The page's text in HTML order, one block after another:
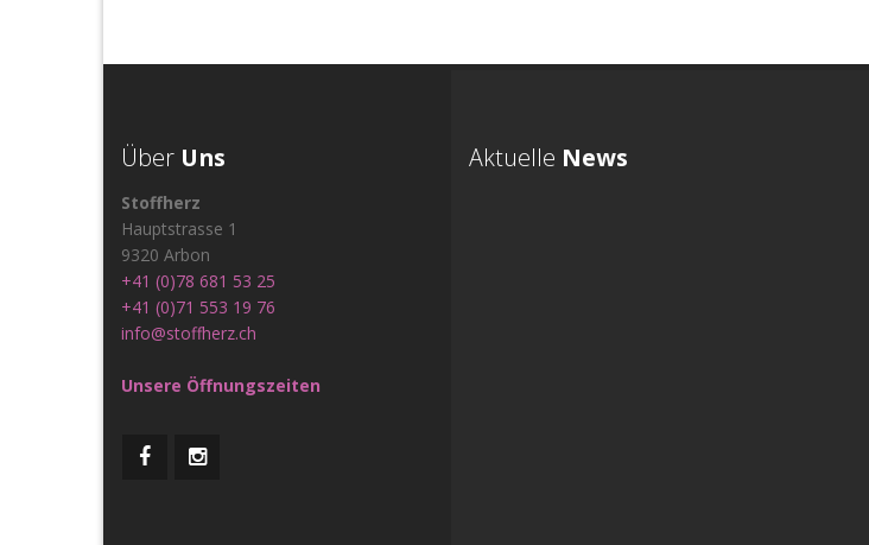
Über Uns
Stoffherz
Hauptstrasse 1
9320 Arbon
+41 (0)78 681 53 25
+41 (0)71 553 19 76
info@stoffherz.ch
Unsere Öffnungszeiten
Aktuelle News